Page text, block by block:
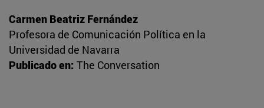
Carmen Beatriz Fernández
Profesora de Comunicación Política en la
Universidad de Navarra
Publicado en: The Conversation